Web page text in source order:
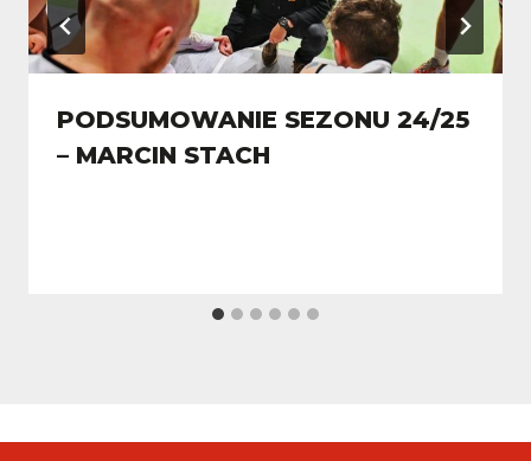
PODSUMOWANIE SEZONU 24/25
– MARCIN STACH